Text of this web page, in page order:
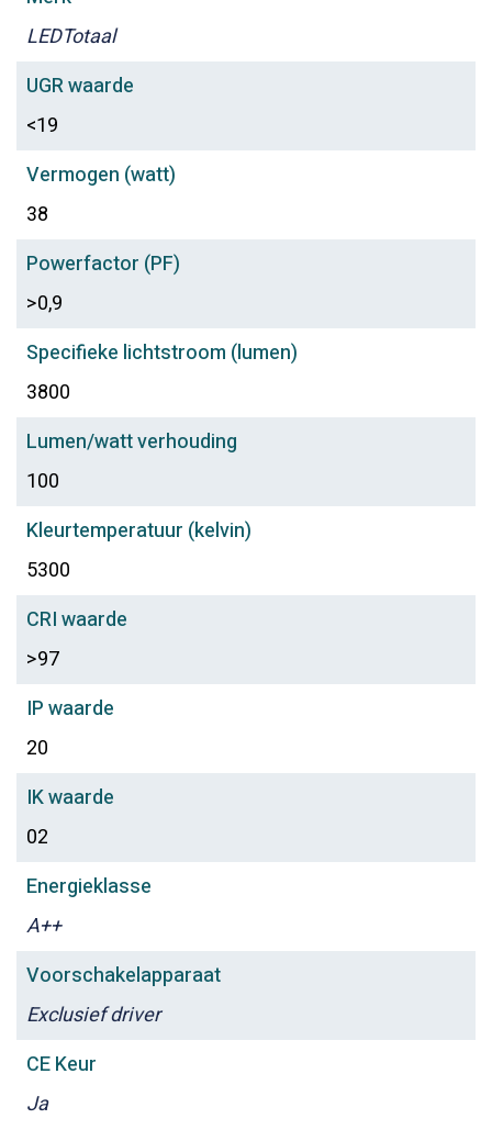
LEDTotaal
UGR waarde
<19
Vermogen (watt)
38
Powerfactor (PF)
>0,9
Specifieke lichtstroom (lumen)
3800
Lumen/watt verhouding
100
Kleurtemperatuur (kelvin)
5300
CRI waarde
>97
IP waarde
20
IK waarde
02
Energieklasse
A++
Voorschakelapparaat
Exclusief driver
CE Keur
Ja